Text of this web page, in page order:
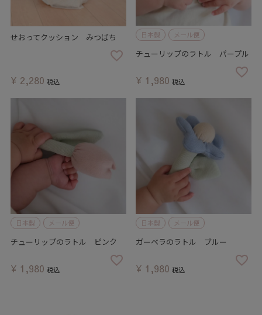
せおってクッション みつばち
¥ 2,280 税込
日本製 メール便
チューリップのラトル パープル
¥ 1,980 税込
日本製 メール便
チューリップのラトル ピンク
¥ 1,980 税込
日本製 メール便
ガーベラのラトル ブルー
¥ 1,980 税込